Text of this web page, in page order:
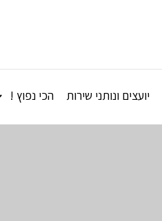
יועצים ונותני שירות הכי נפוץ !